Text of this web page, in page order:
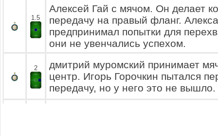
1.5
Алексей Гай с мячом. Он делает
передачу на правый фланг.
предпринимал попытки для
они не увенчались успехом.
2
дмитрий муромский принимает
центр. Игорь Горочкин пытался
передачу, но у него это не вышло.